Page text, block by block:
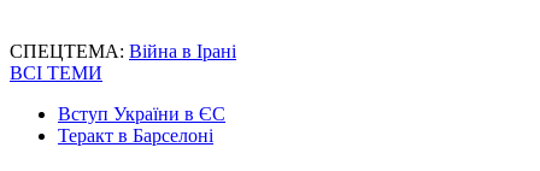
СПЕЦТЕМА: Війна в Ірані
ВСІ ТЕМИ
Вступ України в ЄС
Теракт в Барселоні